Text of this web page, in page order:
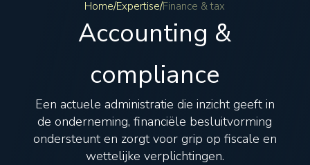
Home/Expertise/Finance & tax
Accounting &
compliance
Een actuele administratie die inzicht geeft in
de onderneming, financiële besluitvorming
ondersteunt en zorgt voor grip op fiscale en
wettelijke verplichtingen.